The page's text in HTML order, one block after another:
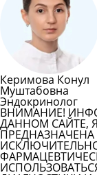
Керимова Конул
Муштабовна
Эндокринолог
ВНИМАНИЕ!
ДАННОМ САЙТЕ,
ПРЕДНАЗНАЧЕНА